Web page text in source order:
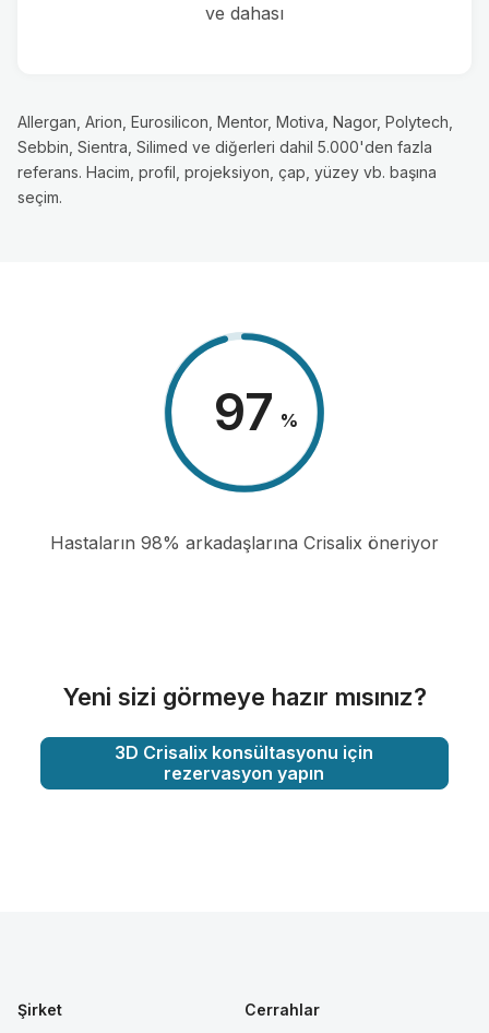
ve dahası
Allergan, Arion, Eurosilicon, Mentor, Motiva, Nagor, Polytech,
Sebbin, Sientra, Silimed ve diğerleri dahil 5.000'den fazla
referans. Hacim, profil, projeksiyon, çap, yüzey vb. başına
seçim.
98 %
Hastaların 98% arkadaşlarına Crisalix öneriyor
Yeni sizi görmeye hazır mısınız?
3D Crisalix konsültasyonu için
rezervasyon yapın
Şirket
Cerrahlar